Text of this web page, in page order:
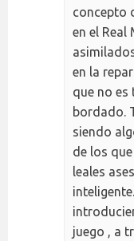
concepto
en el Real
en la
que no
bordado.
siendo
de los
leales
juego , a